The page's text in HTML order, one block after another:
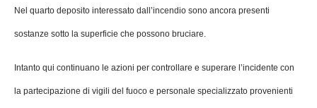
Nel quarto deposito interessato dall’incendio sono ancora presenti
sostanze sotto la superficie che possono bruciare.
Intanto qui continuano le azioni per controllare e superare l’incidente con
la partecipazione di vigili del fuoco e personale specializzato provenienti